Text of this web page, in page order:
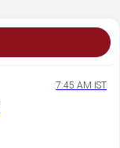
7:45 AM IST